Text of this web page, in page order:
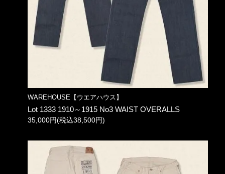
WAREHOUSE【ウエアハウス】
Lot 1333 1910～1915 No3 WAIST OVERALLS
35,000円(税込38,500円)